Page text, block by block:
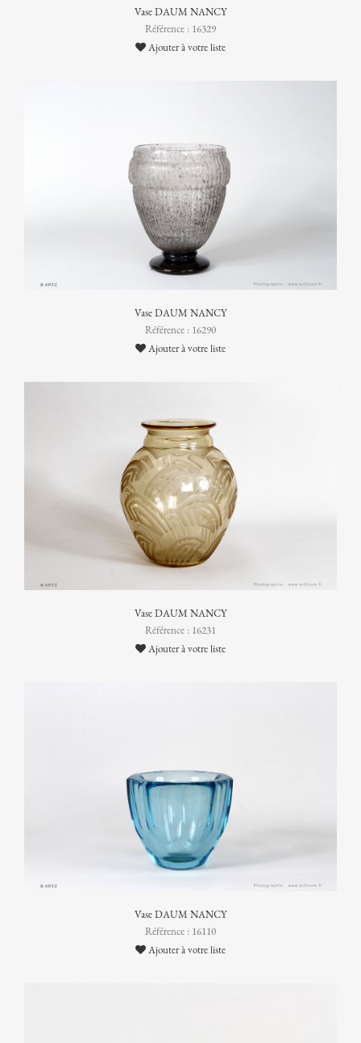
Vase DAUM NANCY
Référence : 16329
Ajouter à votre liste
Vase DAUM NANCY
Référence : 16290
Ajouter à votre liste
Vase DAUM NANCY
Référence : 16231
Ajouter à votre liste
Vase DAUM NANCY
Référence : 16110
Ajouter à votre liste